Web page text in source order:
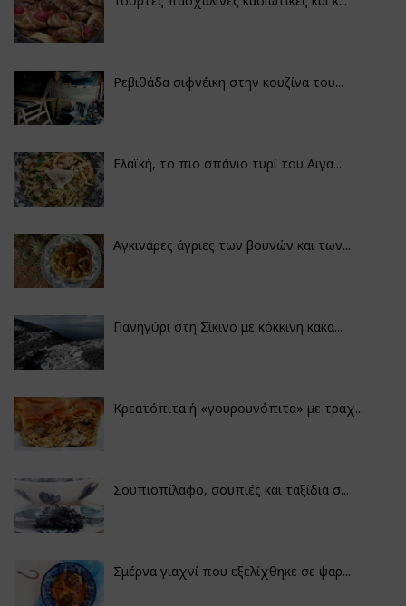
Ρεβιθάδα σιφνέικη στην κουζίνα του...
Ελαϊκή, το πιο σπάνιο τυρί του Αιγα...
Αγκινάρες άγριες των βουνών και των...
Πανηγύρι στη Σίκινο με κόκκινη κακα...
Κρεατόπιτα ή «γουρουνόπιτα» με τραχ...
Σουπιοπίλαφο, σουπιές και ταξίδια σ...
Σμέρνα γιαχνί που εξελίχθηκε σε ψαρ...